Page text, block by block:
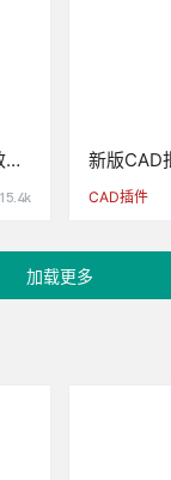
15.4k
新版CAD
种图框选
CAD插件
加载更多